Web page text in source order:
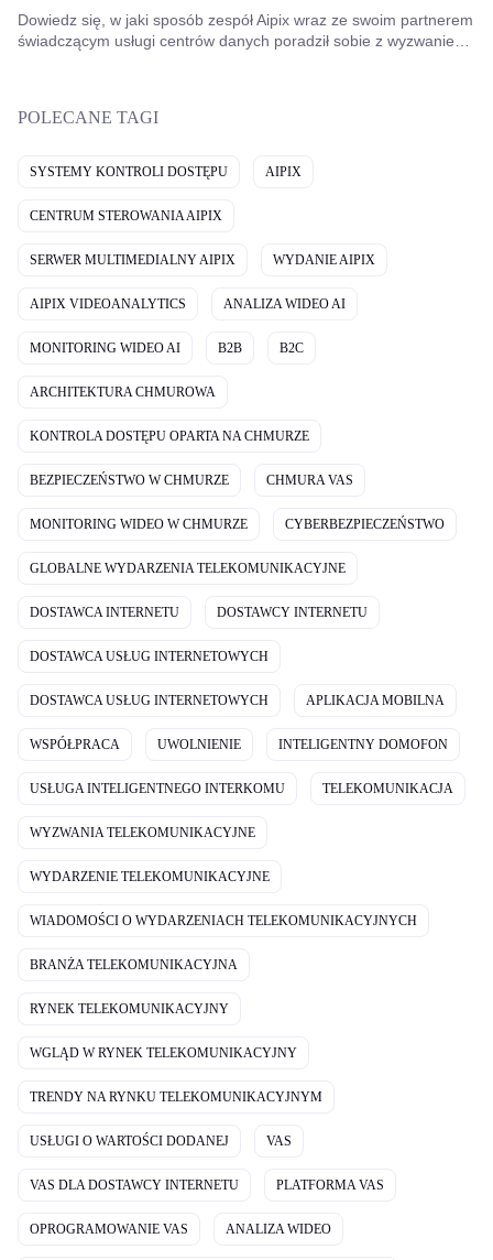
Dowiedz się, w jaki sposób zespół Aipix wraz ze swoim partnerem
świadczącym usługi centrów danych poradził sobie z wyzwaniem
POLECANE TAGI
SYSTEMY KONTROLI DOSTĘPU AIPIX
CENTRUM STEROWANIA AIPIX
SERWER MULTIMEDIALNY AIPIX WYDANIE AIPIX
AIPIX VIDEOANALYTICS ANALIZA WIDEO AI
MONITORING WIDEO AI B2B B2C
ARCHITEKTURA CHMUROWA
KONTROLA DOSTĘPU OPARTA NA CHMURZE
BEZPIECZEŃSTWO W CHMURZE CHMURA VAS
MONITORING WIDEO W CHMURZE CYBERBEZPIECZEŃSTWO
GLOBALNE WYDARZENIA TELEKOMUNIKACYJNE
DOSTAWCA INTERNETU DOSTAWCY INTERNETU
DOSTAWCA USŁUG INTERNETOWYCH
DOSTAWCA USŁUG INTERNETOWYCH APLIKACJA MOBILNA
WSPÓŁPRACA UWOLNIENIE INTELIGENTNY DOMOFON
USŁUGA INTELIGENTNEGO INTERKOMU TELEKOMUNIKACJA
WYZWANIA TELEKOMUNIKACYJNE
WYDARZENIE TELEKOMUNIKACYJNE
WIADOMOŚCI O WYDARZENIACH TELEKOMUNIKACYJNYCH
BRANŻA TELEKOMUNIKACYJNA
RYNEK TELEKOMUNIKACYJNY
WGLĄD W RYNEK TELEKOMUNIKACYJNY
TRENDY NA RYNKU TELEKOMUNIKACYJNYM
USŁUGI O WARTOŚCI DODANEJ VAS
VAS DLA DOSTAWCY INTERNETU PLATFORMA VAS
OPROGRAMOWANIE VAS ANALIZA WIDEO